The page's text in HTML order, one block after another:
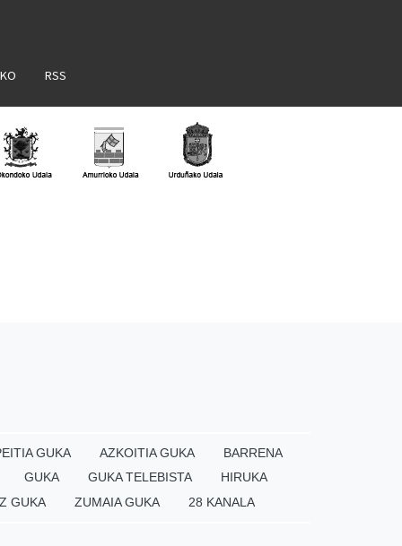
RSS
GUKA AZKOITIA GUKA
BARRENA
GUKA GUKA TELEBISTA
HIRUKA
GUKA ZUMAIA GUKA 28 KANALA